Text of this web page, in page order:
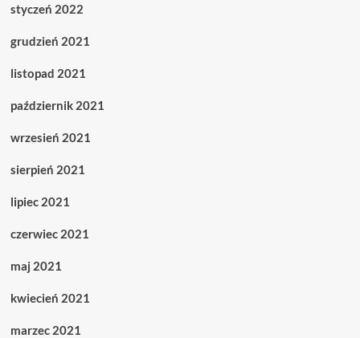
styczeń 2022
grudzień 2021
listopad 2021
październik 2021
wrzesień 2021
sierpień 2021
lipiec 2021
czerwiec 2021
maj 2021
kwiecień 2021
marzec 2021